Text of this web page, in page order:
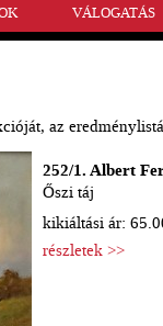
VÁLOGATÁS
az
252/1. Albert
Őszi táj
kikiáltási ár:
részletek >>